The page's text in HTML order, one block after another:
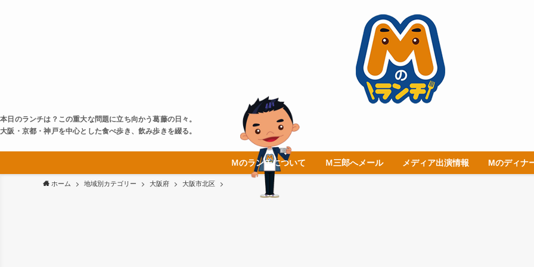
本日のランチは？この重大な問題に立ち向かう葛藤の日々。
大阪・京都・神戸を中心とした食べ歩き、飲み歩きを綴る。
Ｍのランチについて Ｍ三郎へメール メディア出演情報 Mのディナ
ホーム 地域別カテゴリー 大阪府 大阪市北区